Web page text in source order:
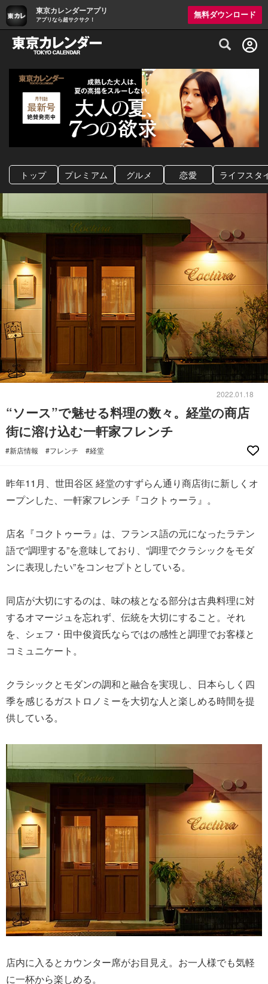
東京カレンダーアプリ
アプリなら超サクサク！
無料ダウンロード
グルメ情報・プレミアムレストラン予約
トップ プレミアム グルメ 恋愛 ライフスタ
2022.01.18
“ソース”で魅せる料理の数々。経堂の商店
街に溶け込む一軒家フレンチ
#新店情報 #フレンチ #経堂
昨年11月、世田谷区 経堂のすずらん通り商店街に新しくオ
ープンした、一軒家フレンチ『コクトゥーラ』。
店名『コクトゥーラ』は、フランス語の元になったラテン
語で“調理する”を意味しており、“調理でクラシックをモダ
ンに表現したい”をコンセプトとしている。
同店が大切にするのは、味の核となる部分は古典料理に対
するオマージュを忘れず、伝統を大切にすること。それ
を、シェフ・田中俊資氏ならではの感性と調理でお客様と
コミュニケート。
クラシックとモダンの調和と融合を実現し、日本らしく四
季を感じるガストロノミーを大切な人と楽しめる時間を提
供している。
店内に入るとカウンター席がお目見え。お一人様でも気軽
に一杯から楽しめる。